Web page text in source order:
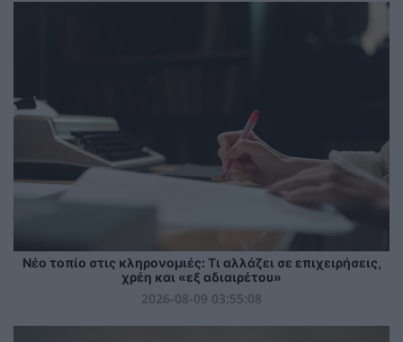
Νέο τοπίο στις κληρονομιές: Τι αλλάζει σε επιχειρήσεις,
χρέη και «εξ αδιαιρέτου»
2026-08-09 03:55:08